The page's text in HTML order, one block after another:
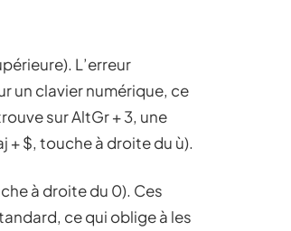
L’erreur
un clavier numérique, ce
sur AltGr + 3, une
+ $, touche à droite du ù).
à droite du 0). Ces
ce qui oblige à les